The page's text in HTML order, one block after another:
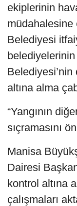
ekiplerinin
Belediyesi
altına alma
“Yangının
sıçramasını
Manisa
Dairesi
kontrol altına
çalışmaları